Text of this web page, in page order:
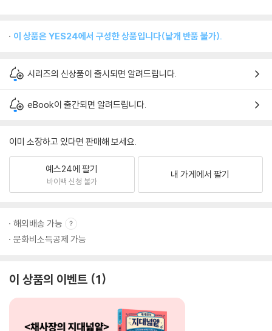
이 상품은 YES24에서 구성한 상품입니다(낱개 반품 불가).
시리즈의 신상품이 출시되면 알려드립니다.
eBook이 출간되면 알려드립니다.
이미 소장하고 있다면 판매해 보세요.
예스24에 팔기
바이백 신청 불가
내 가게에서 팔기
해외배송 가능
문화비소득공제 가능
이 상품의 이벤트 1